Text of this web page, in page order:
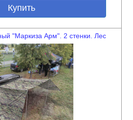
"Маркиза Арм". 2 стенки. Лес